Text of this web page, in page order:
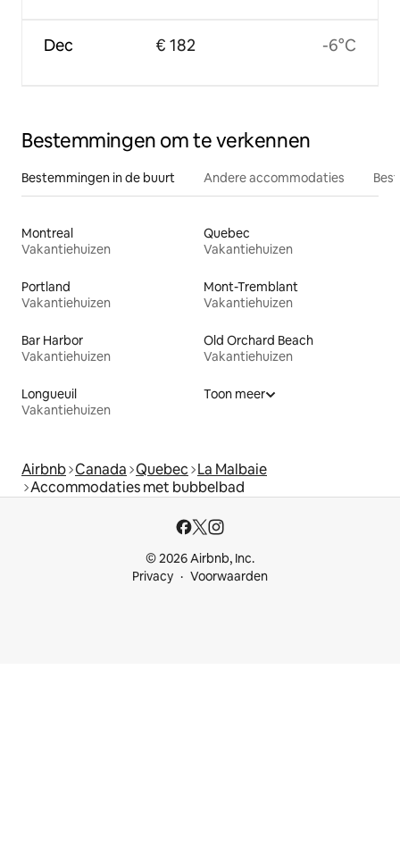
Dec € 182 -6°C
Bestemmingen om te verkennen
Bestemmingen in de buurt Andere accommodaties
Montreal
Vakantiehuizen
Quebec
Vakantiehuizen
Portland
Vakantiehuizen
Mont-Tremblant
Vakantiehuizen
Bar Harbor
Vakantiehuizen
Old Orchard Beach
Vakantiehuizen
Longueuil
Vakantiehuizen
Toon meer
Airbnb Canada Quebec La Malbaie
Accommodaties met bubbelbad
© 2026 Airbnb, Inc.
Privacy
Voorwaarden